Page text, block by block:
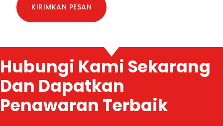
KIRIMKAN PESAN
Hubungi Kami Sekarang
Dan Dapatkan
Penawaran Terbaik